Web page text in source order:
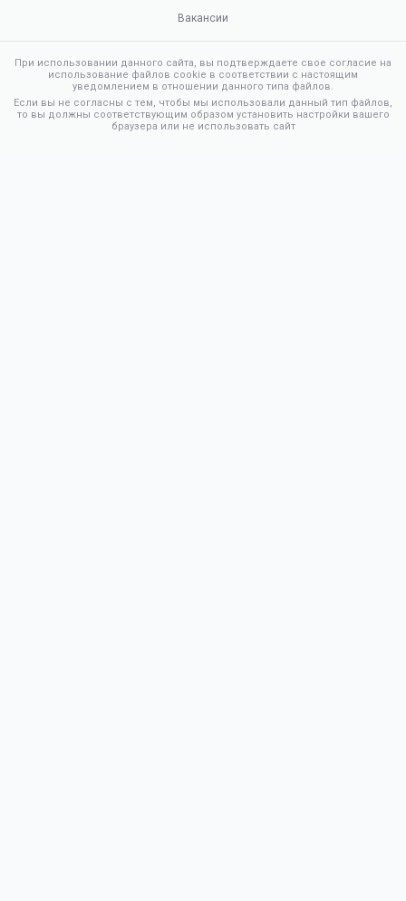
Вакансии
При использовании данного сайта, вы подтверждаете свое согласие на
использование файлов cookie в соответствии с настоящим
уведомлением в отношении данного типа файлов.
Если вы не согласны с тем, чтобы мы использовали данный тип файлов,
то вы должны соответствующим образом установить настройки вашего
браузера или не использовать сайт